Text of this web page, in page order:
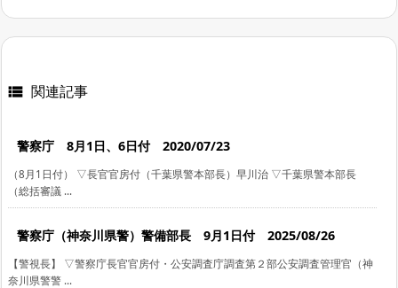
 関連記事
警察庁 8月1日、6日付 2020/07/23
（8月1日付） ▽長官官房付（千葉県警本部長）早川治 ▽千葉県警本部長
（総括審議 ...
警察庁（神奈川県警）警備部長 9月1日付 2025/08/26
【警視長】 ▽警察庁長官官房付・公安調査庁調査第２部公安調査管理官（神
奈川県警警 ...